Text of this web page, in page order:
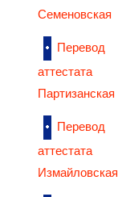
Семеновская
Перевод
аттестата
Партизанская
Перевод
аттестата
Измайловская